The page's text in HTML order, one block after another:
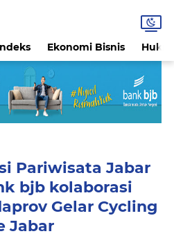
Ekonomi Bisnis
Pariwisata Jabar
bjb kolaborasi
Gelar Cycling
Jabar